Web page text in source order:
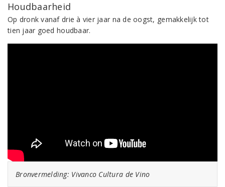
Houdbaarheid
Op dronk vanaf drie à vier jaar na de oogst, gemakkelijk tot
tien jaar goed houdbaar.
Bronvermelding: Vivanco Cultura de Vino